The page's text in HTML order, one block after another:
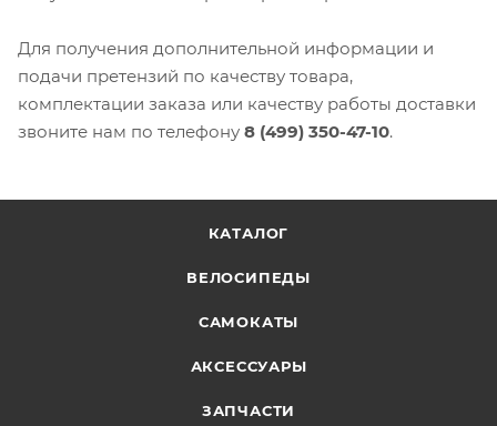
Для получения дополнительной информации и
подачи претензий по качеству товара,
комплектации заказа или качеству работы доставки
звоните нам по телефону 8 (499) 350-47-10.
КАТАЛОГ
ВЕЛОСИПЕДЫ
САМОКАТЫ
АКСЕССУАРЫ
ЗАПЧАСТИ